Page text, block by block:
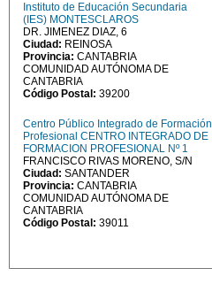
Instituto de Educación Secundaria
(IES) MONTESCLAROS
DR. JIMENEZ DIAZ, 6
Ciudad: REINOSA
Provincia: CANTABRIA
COMUNIDAD AUTÓNOMA DE
CANTABRIA
Código Postal: 39200
Centro Público Integrado de Formación
Profesional CENTRO INTEGRADO DE
FORMACION PROFESIONAL Nº 1
FRANCISCO RIVAS MORENO, S/N
Ciudad: SANTANDER
Provincia: CANTABRIA
COMUNIDAD AUTÓNOMA DE
CANTABRIA
Código Postal: 39011